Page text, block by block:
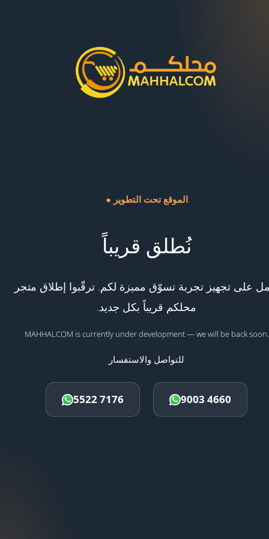
● الموقع تحت التطوير
نُطلق قريباً
على تجهيز تجربة تسوّق مميزة لكم. ترقّبوا إطلاق متجر
محلكم قريباً بكل جديد.
MAHHALCOM is currently under development — we will be back soon.
للتواصل والاستفسار
5522 7176 9003 4660